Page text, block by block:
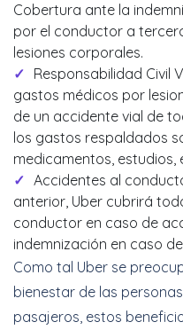
Cobertura ante la
por el conductor a
lesiones corporales.
Responsabilidad Civil
gastos médicos por
de un accidente vial de
los gastos respaldados
medicamentos, estudios,
Accidentes al
anterior, Uber cubrirá
conductor en caso de
indemnización en caso
Como tal Uber se
bienestar de las
pasajeros, estos